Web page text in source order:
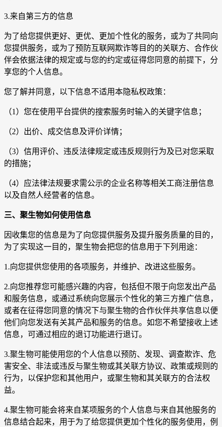
3.来自第三方的信息
为了给您提供更好、更优、更加个性化的服务，或为了共同向
您提供服务，或为了预防互联网欺诈等目的的关联方、合作伙
伴会依据法律的规定或与您的约定或征得您同意的前提下，分
享您的个人信息。
您了解并同意，以下信息不适用本隐私权政策：
（1）您在使用平台提供的搜索服务时输入的关键字信息；
（2）出价、成交信息及评价详情；
（3）信用评价、违反法律规定或违反规则行为及已对您采取
的措施；
（4）应法律法规要求需公示的企业名称等相关工商注册信息
以及自然人经营者的信息。
三、 聚生物如何使用信息
因收集您的信息是为了向您提供服务及提升服务质量的目的，
为了实现这一目的，聚生物会把您的信息用于下列用途：
1.向您提供您使用的各项服务，并维护、改进这些服务。
2.向您推荐您可能感兴趣的内容，包括但不限于向您发出产品
和服务信息，或通过系统向您展示个性化的第三方推广信息，
或者在征得您同意的情况下与聚生物的合作伙伴共享信息以便
他们向您发送有关其产品和服务的信息。如您不希望接收上述
信息，可通过相应的退订功能进行退订。
3.聚生物可能使用您的个人信息以预防、发现、调查欺诈、危
害安全、非法或违反与聚生物或其关联方协议、政策或规则的
行为，以保护您和其他用户，或聚生物和其关联方的合法权
益。
4.聚生物可能会将来自某项服务的个人信息与来自其他服务的
信息结合起来，用于为了给您提供更加个性化的服务使用，例